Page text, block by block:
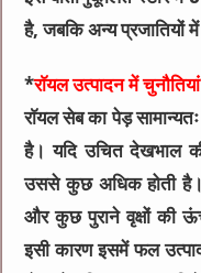
है, जबकि अन्य प्रजातियों
*राॅयल उत्पादन में
राॅयल सेब का पेड़
है। यदि उचित देखभाल
उससे कुछ अधिक होती
और कुछ पुराने वृक्षों की
इसी कारण इसमें फल